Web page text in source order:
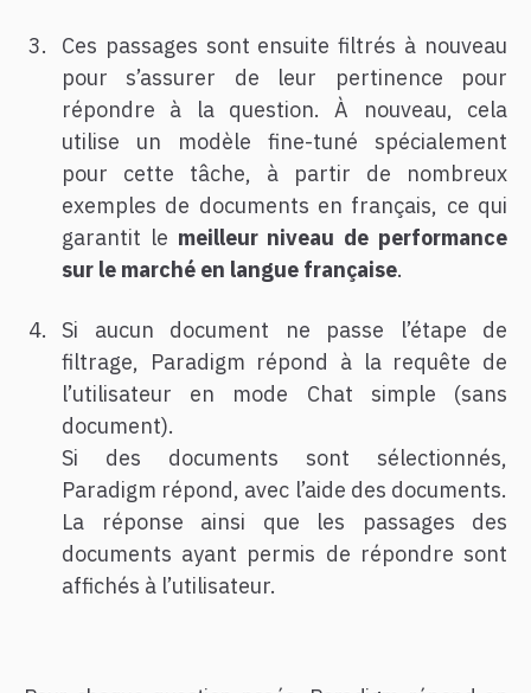
Ces passages sont ensuite filtrés à nouveau
pour s’assurer de leur pertinence pour
répondre à la question. À nouveau, cela
utilise un modèle fine-tuné spécialement
pour cette tâche, à partir de nombreux
exemples de documents en français, ce qui
garantit le meilleur niveau de performance
sur le marché en langue française.
Si aucun document ne passe l’étape de
filtrage, Paradigm répond à la requête de
l’utilisateur en mode Chat simple (sans
document).
Si des documents sont sélectionnés,
Paradigm répond, avec l’aide des documents.
La réponse ainsi que les passages des
documents ayant permis de répondre sont
affichés à l’utilisateur.